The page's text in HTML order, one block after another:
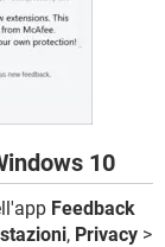
10
Feedback
, Privacy >